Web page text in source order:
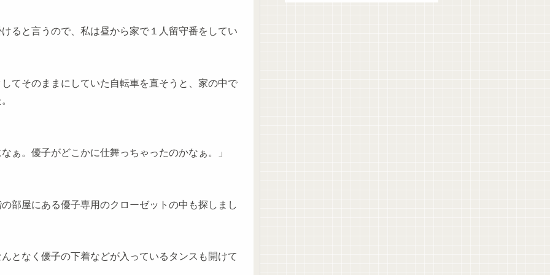
ると言うので、私は昼から家で１人留守番をしてい
てそのままにしていた自転車を直そうと、家の中で
ぁ。優子がどこかに仕舞っちゃったのかなぁ。」
部屋にある優子専用のクローゼットの中も探しまし
となく優子の下着などが入っているタンスも開けて